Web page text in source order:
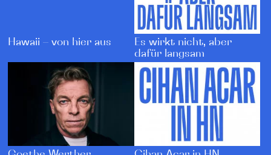
Hawaii – von hier aus
Es wirkt nicht, aber
dafür langsam